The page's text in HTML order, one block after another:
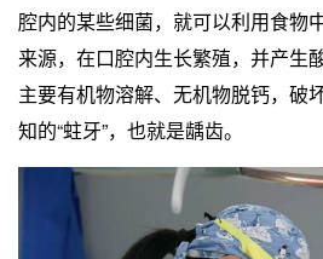
腔内的某些细菌，就可以利用食物
来源，在口腔内生长繁殖，并产生
主要有机物溶解、无机物脱钙，破
知的“蛀牙”，也就是龋齿。